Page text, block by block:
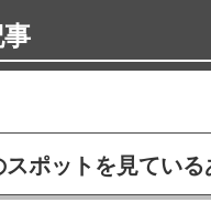
スポットを見ている